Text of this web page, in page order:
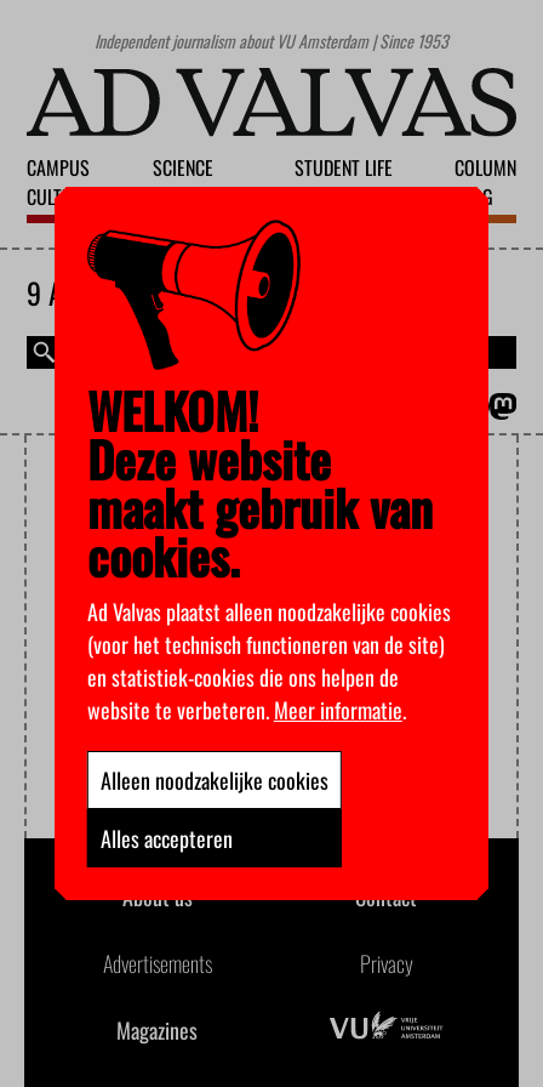
Independent journalism about VU Amsterdam | Since 1953
CAMPUS
CULTURE
SCIENCE
STUDENT LIFE
COLUMN
BLOG
9 AUGUST 2026
MAGAZINE
GAZASTROOK
About us Contact
Advertisements Privacy
Magazines
WELKOM!
Deze website
maakt gebruik van
cookies.
Ad Valvas plaatst alleen noodzakelijke cookies
(voor het technisch functioneren van de site)
en statistiek-cookies die ons helpen de
website te verbeteren.Meer informatie.
Alleen noodzakelijke cookies
Alles accepteren